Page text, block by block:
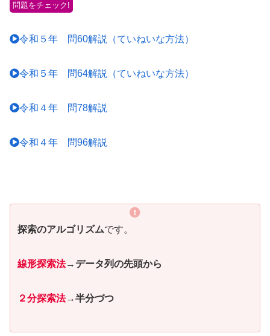
問題をチェック!
令和５年 問60解説（ていねいな方法）
令和５年 問64解説（ていねいな方法）
令和４年 問78解説
令和４年 問96解説
探索のアルゴリズムです。
線形探索法→ データ列の先頭から
２分探索法→半分づつ